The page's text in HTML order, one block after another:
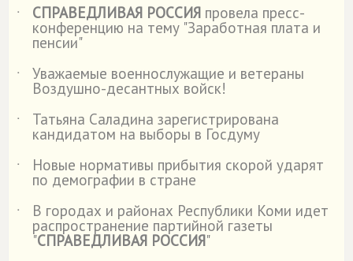
˙ СПРАВЕДЛИВАЯ РОССИЯ провела пресс-
конференцию на тему "Заработная плата и
пенсии"
˙
Уважаемые военнослужащие и ветераны
Воздушно-десантных войск!
˙
Татьяна Саладина зарегистрирована
кандидатом на выборы в Госдуму
˙
Новые нормативы прибытия скорой ударят
по демографии в стране
˙
В городах и районах Республики Коми идет
распространение партийной газеты
"СПРАВЕДЛИВАЯ РОССИЯ"